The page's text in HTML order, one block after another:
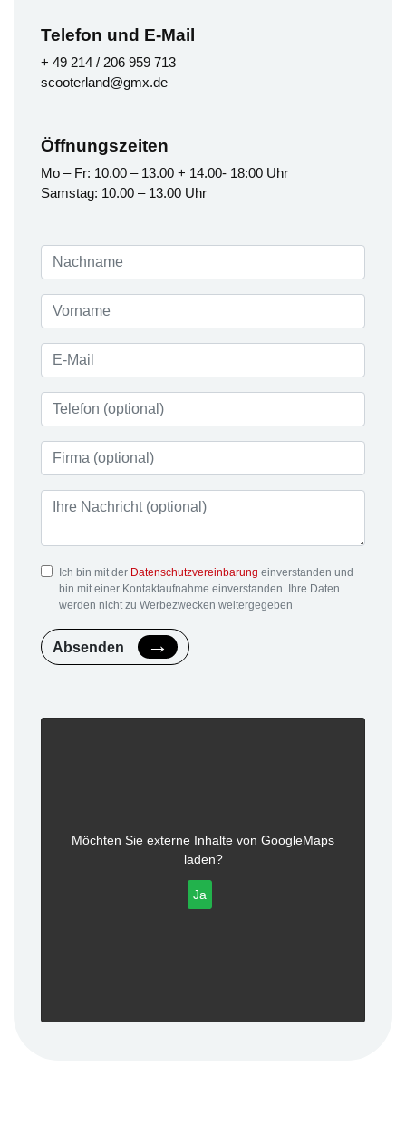
Telefon und E-Mail
+ 49 214 / 206 959 713
scooterland@gmx.de
Öffnungszeiten
Mo – Fr: 10.00 – 13.00 + 14.00- 18:00 Uhr
Samstag: 10.00 – 13.00 Uhr
Ich bin mit der Datenschutzvereinbarung einverstanden und
bin mit einer Kontaktaufnahme einverstanden. Ihre Daten
werden nicht zu Werbezwecken weitergegeben
Absenden
Möchten Sie externe Inhalte von GoogleMaps
laden?
Ja